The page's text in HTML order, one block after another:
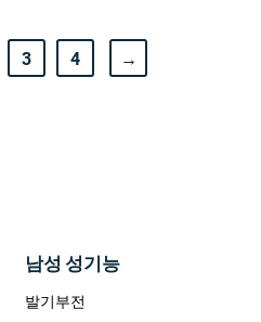
3 4 →
남성 성기능
발기부전